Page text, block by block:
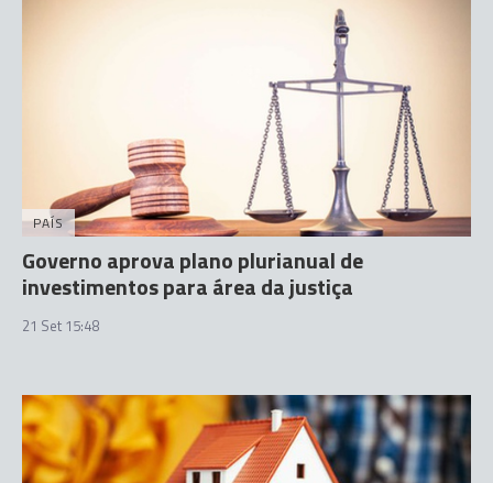
PAÍS
Governo aprova plano plurianual de
investimentos para área da justiça
21 Set 15:48